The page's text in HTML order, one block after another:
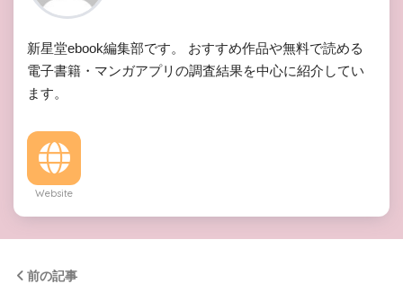
新星堂ebook編集部です。 おすすめ作品や無料で読める
電子書籍・マンガアプリの調査結果を中心に紹介してい
ます。
Website
前の記事